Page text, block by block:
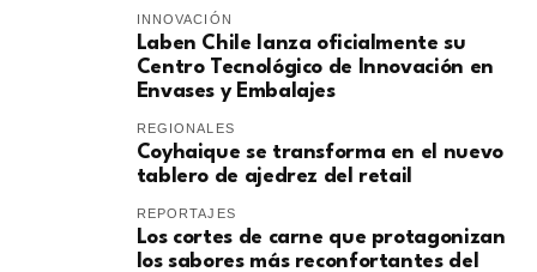
INNOVACIÓN
Laben Chile lanza oficialmente su
Centro Tecnológico de Innovación en
Envases y Embalajes
REGIONALES
Coyhaique se transforma en el nuevo
tablero de ajedrez del retail
REPORTAJES
Los cortes de carne que protagonizan
los sabores más reconfortantes del